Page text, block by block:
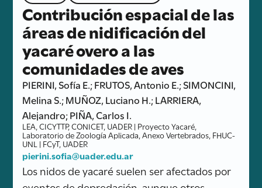
Contribución espacial de las
áreas de nidificación del
yacaré overo a las
comunidades de aves
PIERINI, Sofía E.; FRUTOS, Antonio E.; SIMONCINI,
Melina S.; MUÑOZ, Luciano H.; LARRIERA,
Alejandro; PIÑA, Carlos I.
LEA, CICYTTP, CONICET, UADER | Proyecto Yacaré,
Laboratorio de Zoología Aplicada, Anexo Vertebrados, FHUC-
UNL | FCyT, UADER
pierini.sofia@uader.edu.ar
Los nidos de yacaré suelen ser afectados por